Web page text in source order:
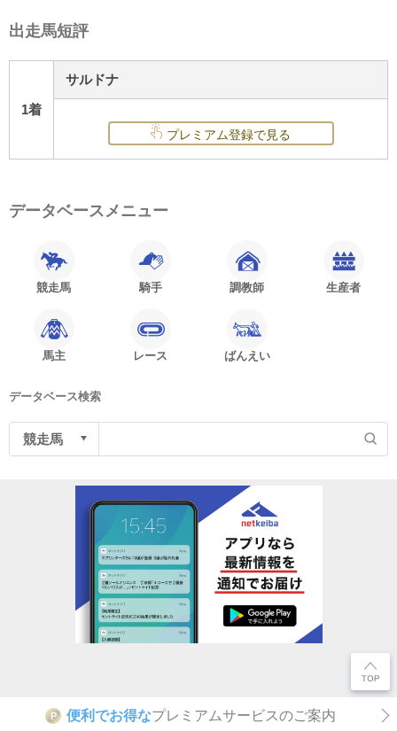
出走馬短評
1着
サルドナ
プレミアム登録で見る
データベースメニュー
競走馬 騎手 調教師 生産者
馬主 レース ばんえい
データベース検索
P 便利でお得なプレミアムサービスのご案内